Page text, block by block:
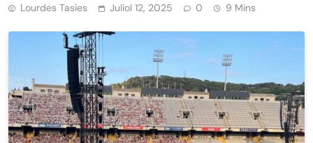
Lourdes Tasies Juliol 12, 2025 0 9 Mins